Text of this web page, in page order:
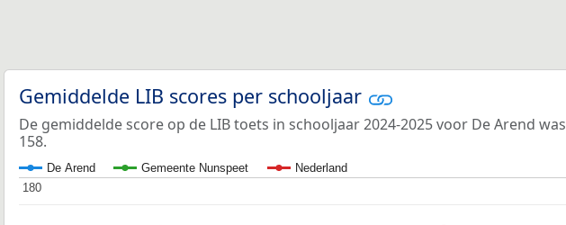
Gemiddelde LIB scores per schooljaar
De gemiddelde score op de LIB toets in schooljaar 2024-2025 voor De Arend was
158.
De Arend Gemeente Nunspeet Nederland
180
180